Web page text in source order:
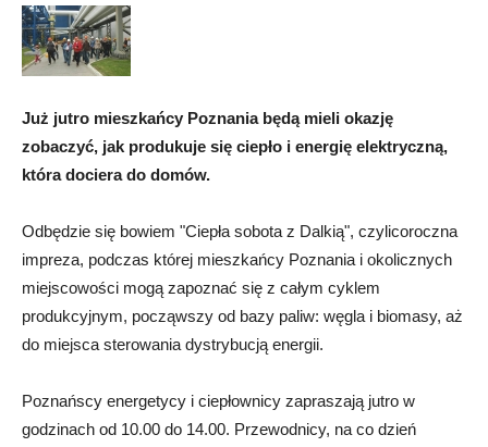
Już jutro mieszkańcy Poznania będą mieli okazję
zobaczyć, jak produkuje się ciepło i energię elektryczną,
która dociera do domów.
Odbędzie się bowiem "Ciepła sobota z Dalkią", czylicoroczna
impreza, podczas której mieszkańcy Poznania i okolicznych
miejscowości mogą zapoznać się z całym cyklem
produkcyjnym, począwszy od bazy paliw: węgla i biomasy, aż
do miejsca sterowania dystrybucją energii.
Poznańscy energetycy i ciepłownicy zapraszają jutro w
godzinach od 10.00 do 14.00. Przewodnicy, na co dzień